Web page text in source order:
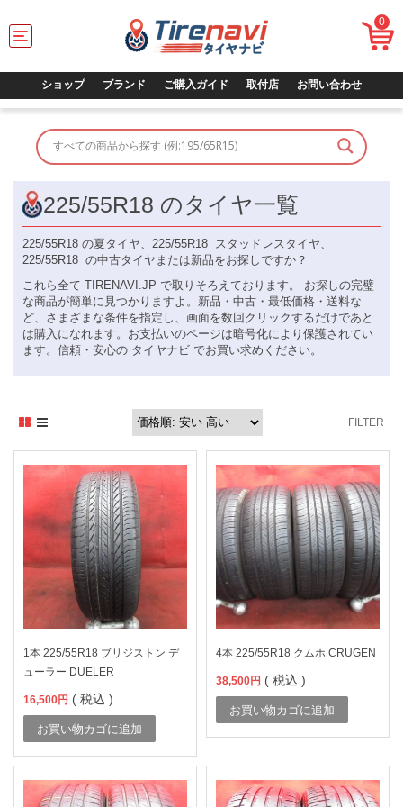
T
o
l
g
a
t
o
n
0
ショップ ブランド ご購入ガイド 取付店 お問い合わせ
225/55R18 のタイヤ一覧
225/55R18 の夏タイヤ、225/55R18 スタッドレスタイヤ、
225/55R18 の中古タイヤまたは新品をお探しですか？
これら全て TIRENAVI.JP で取りそろえております。 お探しの完璧
な商品が簡単に見つかりますよ。新品・中古・最低価格・送料な
ど、さまざまな条件を指定し、画面を数回クリックするだけであと
は購入になれます。お支払いのページは暗号化により保護されてい
ます。信頼・安心の タイヤナビ でお買い求めください。
FILTER
1本 225/55R18 ブリジストン デ
ューラー DUELER
16,500円 ( 税込 )
お買い物カゴに追加
4本 225/55R18 クムホ CRUGEN
38,500円 ( 税込 )
お買い物カゴに追加